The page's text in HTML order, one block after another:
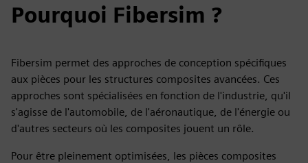
Pourquoi Fibersim ?
Fibersim permet des approches de conception spécifiques
aux pièces pour les structures composites avancées. Ces
approches sont spécialisées en fonction de l'industrie, qu'il
s'agisse de l'automobile, de l'aéronautique, de l'énergie ou
d'autres secteurs où les composites jouent un rôle.
Pour être pleinement optimisées, les pièces composites